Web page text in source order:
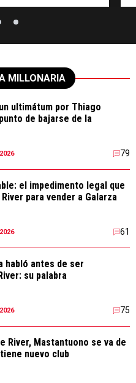
MILLONARIA
ultimátum por Thiago
de bajarse de la
79
el impedimento legal que
para vender a Galarza
61
habló antes de ser
su palabra
75
River, Mastantuono se va de
nuevo club